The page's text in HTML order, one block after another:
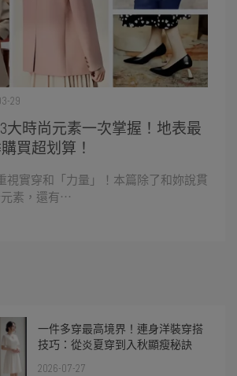
大時尚元素一次掌握！地表最
買超划算！
29
視實穿和「力量」！本篇除了和妳說貫
素，還有⋯
一件多穿最高境界！連身洋裝穿搭
技巧：從炎夏穿到入秋顯瘦秘訣
2026-07-27